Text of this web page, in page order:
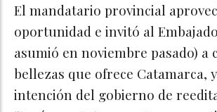
El mandatario provincial
oportunidad e invitó al
asumió en noviembre pasado) a
bellezas que ofrece Catamarca,
intención del gobierno de